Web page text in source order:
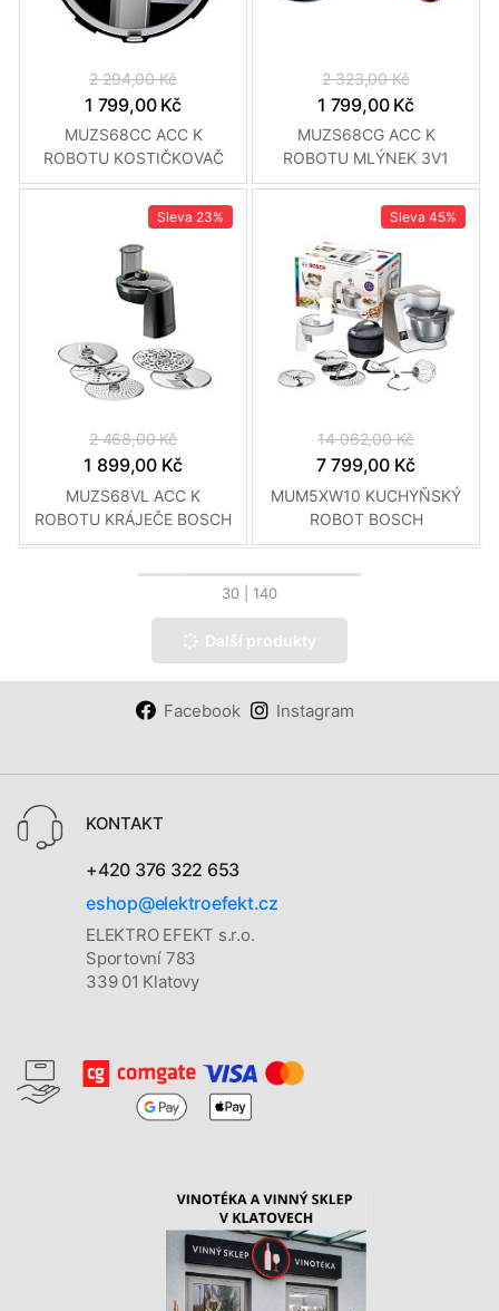
2 294,00 Kč
1 799,00 Kč
MUZS68CC ACC K
ROBOTU KOSTIČKOVAČ
BOSCH
2 323,00 Kč
1 799,00 Kč
MUZS68CG ACC K
ROBOTU MLÝNEK 3V1
BOSCH
Sleva 23%
2 468,00 Kč
1 899,00 Kč
MUZS68VL ACC K
ROBOTU KRÁJEČE BOSCH
Sleva 45%
14 062,00 Kč
7 799,00 Kč
MUM5XW10 KUCHYŇSKÝ
ROBOT BOSCH
30 | 140
Další produkty
Facebook Instagram
KONTAKT
+420 376 322 653
eshop@elektroefekt.cz
ELEKTRO EFEKT s.r.o.
Sportovní 783
339 01 Klatovy